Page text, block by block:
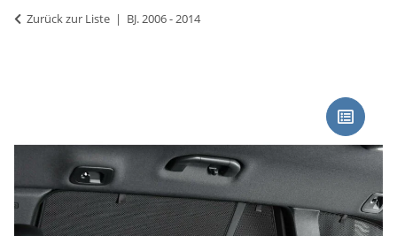
Zurück zur Liste BJ. 2006 - 2014